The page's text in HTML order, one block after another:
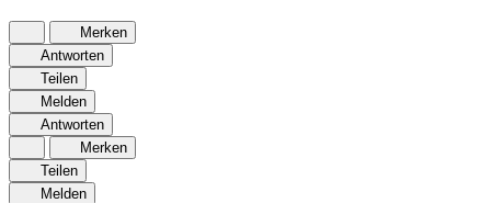
Merken
Antworten
Teilen
Melden
Antworten
Merken
Teilen
Melden